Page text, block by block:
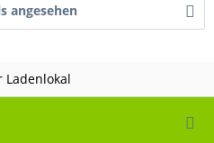
angesehen
Ladenlokal